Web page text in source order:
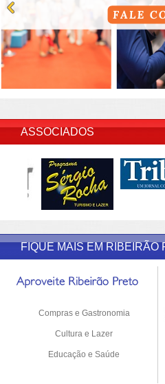
ASSOCIADOS
FIQUE MAIS EM RIBEIRÃO
Compras e Gastronomia
Cultura e Lazer
Educação e Saúde